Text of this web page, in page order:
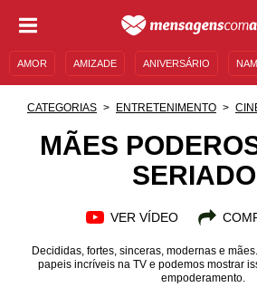
AMOR AMIZADE ANIVERSÁRIO
UNIVERSO FEMININO
MENSAGENS DE
CATEGORIAS ENTRETENIMENTO
MÃES
VER VÍDEO
Decididas, fortes, sinceras, modernas e
papeis incríveis na TV e podemos mostrar
empoderamento.